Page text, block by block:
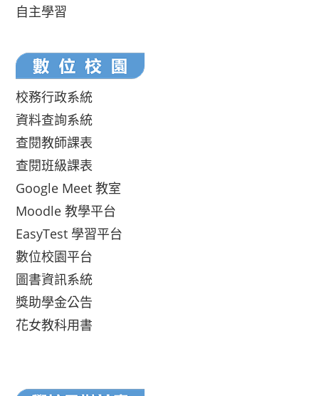
自主學習
校務行政系統
資料查詢系統
查閱教師課表
查閱班級課表
Google Meet 教室
Moodle 教學平台
EasyTest 學習平台
數位校園平台
圖書資訊系統
獎助學金公告
花女教科用書